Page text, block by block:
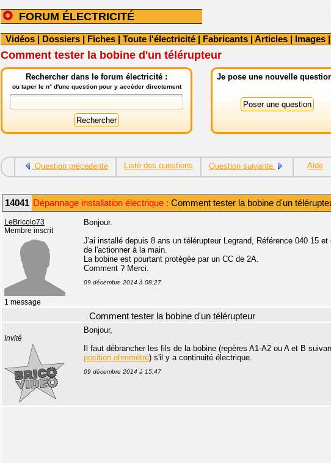
FORUM ÉLECTRICITÉ
Vidéos | Dossiers | Fiches | Toute l'électricité | Fabricants | Articles | Images |
Comment tester la bobine d'un télérupteur
Rechercher dans le forum électricité :
ou taper le n° d'une question pour y accéder directement
Je pose une nouvelle
Question précédente Liste des questions Question suivante Aide
14041 Dépannage installation électrique : Comment tester la bobine d'un
LeBricolo73
Membre inscrit
1 message
Bonjour.
J'ai installé depuis 8 ans un télérupteur Legrand, Référence 040 15
de l'actionner à la main.
La bobine est pourtant protégée par un CC de 2A.
Comment ? Merci.
09 décembre 2014 à 08:27
Comment tester la bobine d'un télérupteur
Invité
Bonjour,
Il faut débrancher les fils de la bobine (repères A1-A2 ou A et B
position ohmmètre) s'il y a continuité électrique.
09 décembre 2014 à 15:47